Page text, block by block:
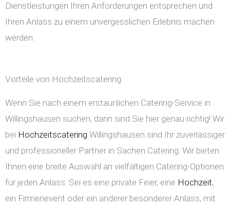
Dienstleistungen Ihren Anforderungen entsprechen und
Ihren Anlass zu einem unvergesslichen Erlebnis machen
werden.
Vorteile von Hochzeitscatering
Wenn Sie nach einem erstaunlichen Catering-Service in
Willingshausen suchen, dann sind Sie hier genau richtig! Wir
bei Hochzeitscatering Willingshausen sind Ihr zuverlässiger
und professioneller Partner in Sachen Catering. Wir bieten
Ihnen eine breite Auswahl an vielfältigen Catering-Optionen
für jeden Anlass. Sei es eine private Feier, eine Hochzeit,
ein Firmenevent oder ein anderer besonderer Anlass, mit